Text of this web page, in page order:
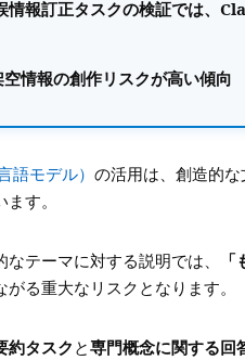
情報訂正タスクの検証では、
情報の創作リスクが高い傾向
語モデル） の活用は、創造的な
す。
テーマに対する説明では、
る重大なリスクとなります。
約タスクと専門概念に関する回